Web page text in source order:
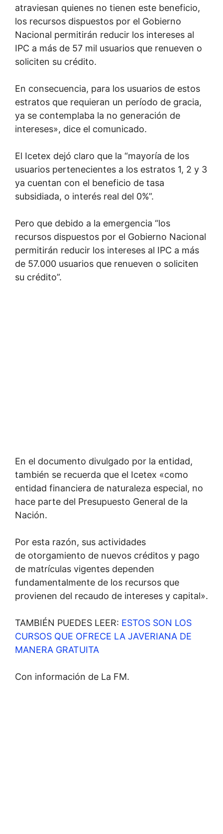
atraviesan quienes no tienen este beneficio,
los recursos dispuestos por el Gobierno
Nacional permitirán reducir los intereses al
IPC a más de 57 mil usuarios que renueven o
soliciten su crédito.
En consecuencia, para los usuarios de estos
estratos que requieran un período de gracia,
ya se contemplaba la no generación de
intereses», dice el comunicado.
El Icetex dejó claro que la “mayoría de los
usuarios pertenecientes a los estratos 1, 2 y 3
ya cuentan con el beneficio de tasa
subsidiada, o interés real del 0%”.
Pero que debido a la emergencia “los
recursos dispuestos por el Gobierno Nacional
permitirán reducir los intereses al IPC a más
de 57.000 usuarios que renueven o soliciten
su crédito”.
En el documento divulgado por la entidad,
también se recuerda que el Icetex «como
entidad financiera de naturaleza especial, no
hace parte del Presupuesto General de la
Nación.
Por esta razón, sus actividades
de otorgamiento de nuevos créditos y pago
de matrículas vigentes dependen
fundamentalmente de los recursos que
provienen del recaudo de intereses y capital».
TAMBIÉN PUEDES LEER: ESTOS SON LOS
CURSOS QUE OFRECE LA JAVERIANA DE
MANERA GRATUITA
Con información de La FM.